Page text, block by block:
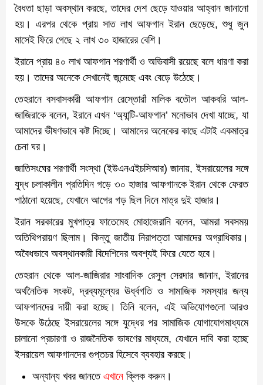
বৈধতা ছাড়া অবস্থান করছে, তাদের দেশ ছেড়ে যাওয়ার আহ্বান জানানো
হয়। এরপর থেকে প্রায় সাত লাখ আফগান ইরান ছেড়েছে, শুধু জুন
মাসেই ফিরে গেছে ২ লাখ ৩০ হাজারের বেশি।
ইরানে প্রায় ৪০ লাখ আফগান শরণার্থী ও অভিবাসী রয়েছে বলে ধারণা করা
হয়। তাদের অনেকে সেখানেই জন্মেছে এবং বেড়ে উঠেছে।
তেহরানে বসবাসকারী আফগান রেস্তোরাঁ মালিক বতৌল আকবরি আল-
জাজিরাকে বলেন, ইরানে এখন ‘অ্যান্টি-আফগান’ মনোভাব দেখা যাচ্ছে, যা
আমাদের ভীষণভাবে কষ্ট দিচ্ছে। আমাদের অনেকের কাছে এটাই একমাত্র
চেনা ঘর।
জাতিসংঘের শরণার্থী সংস্থা (ইউএনএইচসিআর) জানায়, ইসরায়েলের সঙ্গে
যুদ্ধ চলাকালীন প্রতিদিন গড়ে ৩০ হাজার আফগানকে ইরান থেকে ফেরত
পাঠানো হয়েছে, যেখানে আগের গড় ছিল দিনে মাত্র দুই হাজার।
ইরান সরকারের মুখপাত্র ফাতেমেহ মোহাজেরানি বলেন, আমরা সবসময়
অতিথিপরায়ণ ছিলাম। কিন্তু জাতীয় নিরাপত্তা আমাদের অগ্রাধিকার।
অবৈধভাবে অবস্থানকারী বিদেশিদের অবশ্যই ফিরে যেতে হবে।
তেহরান থেকে আল-জাজিরার সাংবাদিক রেসুল সেরদার জানান, ইরানের
অর্থনৈতিক সংকট, দ্রব্যমূল্যের ঊর্ধ্বগতি ও সামাজিক সমস্যার জন্য
আফগানদের দায়ী করা হচ্ছে। তিনি বলেন, এই অভিযোগগুলো আরও
উসকে উঠেছে ইসরায়েলের সঙ্গে যুদ্ধের পর সামাজিক যোগাযোগমাধ্যমে
চালানো প্রচারণা ও রাজনৈতিক ভাষণের মাধ্যমে, যেখানে দাবি করা হচ্ছে
ইসরায়েল আফগানদের গুপ্তচর হিসেবে ব্যবহার করছে।
অন্যান্য খবর জানতে এখানে ক্লিক করুন।